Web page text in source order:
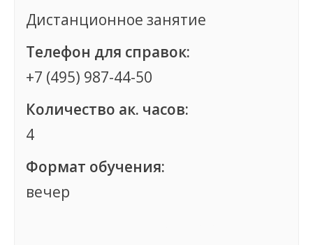
Дистанционное занятие
Телефон для справок:
+7 (495) 987-44-50
Количество ак. часов:
4
Формат обучения:
вечер